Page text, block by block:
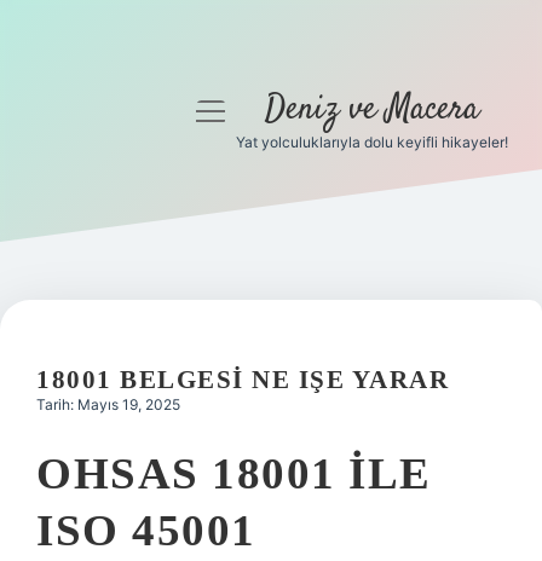
Gizlilik Politikası
Yasal Uyarı
menüyüDeniz ve Macera
Yat yolculuklarıyla dolu keyifli hikayeler!
18001 BELGESI NE IŞE YARAR
Tarih: Mayıs 19, 2025
OHSAS 18001 ILE
ISO 45001